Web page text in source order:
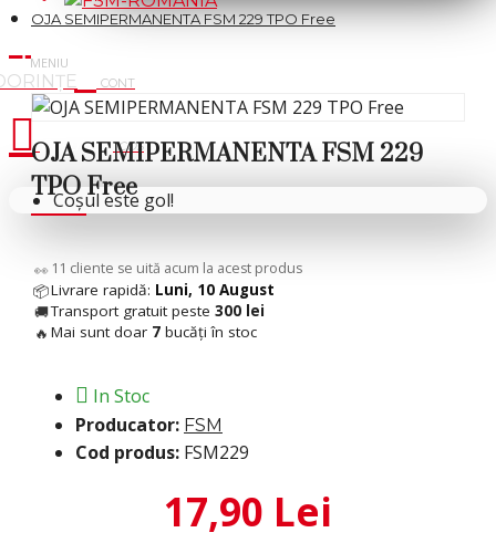
Cosul tau
Coșul este gol!
OJA SEMIPERMANENTA FSM 229 TPO Free
OJA SEMIPERMANENTA FSM 229
TPO Free
👀 7 cliente se uită acum la acest produs
📦Livrare rapidă: Luni, 10 August
🚚Transport gratuit peste 300 lei
🔥 Mai sunt doar 7 bucăți în stoc
In Stoc
Producator: FSM
Cod produs: FSM229
17,90 Lei